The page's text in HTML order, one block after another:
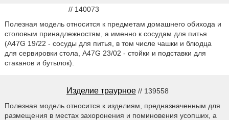
// 140073
Полезная модель относится к предметам домашнего обихода и
столовым принадлежностям, а именно к сосудам для питья
(A47G 19/22 - сосуды для питья, в том числе чашки и блюдца
для сервировки стола, A47G 23/02 - стойки и подставки для
стаканов и бутылок).
Изделие траурное // 139558
Полезная модель относится к изделиям, предназначенным для
размещения в местах захоронения и поминовения усопших, а